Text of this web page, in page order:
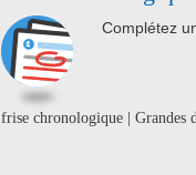
Complétez
frise chronologique | Grandes